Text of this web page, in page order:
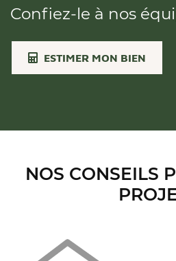
Confiez-le à nos
ESTIMER MON BIEN
NOS CONSEILS